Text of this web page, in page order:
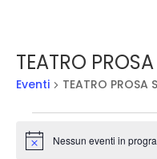
TEATRO
Eventi TEATRO PROSA
Eventi
for
Notice Nessun eventi in